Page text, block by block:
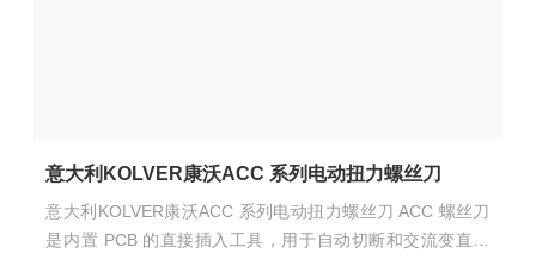
意大利KOLVER康沃ACC 系列电动扭力螺丝刀
意大利KOLVER康沃ACC 系列电动扭力螺丝刀 ACC 螺丝刀
是内置 PCB 的直接插入工具，用于自动切断和交流变直流